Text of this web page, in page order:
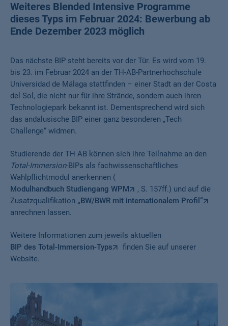
Weiteres Blended Intensive Programme
dieses Typs im Februar 2024: Bewerbung ab
Ende Dezember 2023 möglich
Das nächste BIP steht bereits vor der Tür. Es wird vom 19.
bis 23. im Februar 2024 an der TH-AB-Partnerhochschule
Universidad de Málaga stattfinden – einer Stadt an der Costa
del Sol, die nicht nur für ihre Strände, sondern auch ihren
Technologiepark bekannt ist. Dementsprechend wird sich
das andalusische BIP einer ganz besonderen „Tech
Challenge“ widmen.
Studierende der TH AB können sich ihre Teilnahme an den
Total-Immersion-BIPs als fachwissenschaftliches
Wahlpflichtmodul anerkennen (
Modulhandbuch Studiengang WPM
, S. 157ff.) und auf die
Zusatzqualifikation „BW/BWR mit internationalem Profil“
anrechnen lassen.
Weitere Informationen zum jeweils aktuellen
BIP des Total-Immersion-Typs
finden Sie auf unserer
Website.